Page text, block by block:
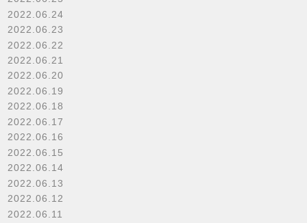
2022.06.24
2022.06.23
2022.06.22
2022.06.21
2022.06.20
2022.06.19
2022.06.18
2022.06.17
2022.06.16
2022.06.15
2022.06.14
2022.06.13
2022.06.12
2022.06.11